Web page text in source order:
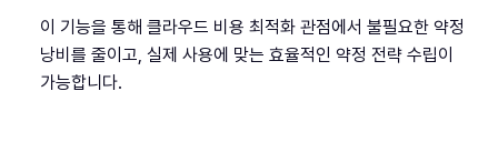
이 기능을 통해 클라우드 비용 최적화 관점에서 불필요한 약정
낭비를 줄이고, 실제 사용에 맞는 효율적인 약정 전략 수립이
가능합니다.